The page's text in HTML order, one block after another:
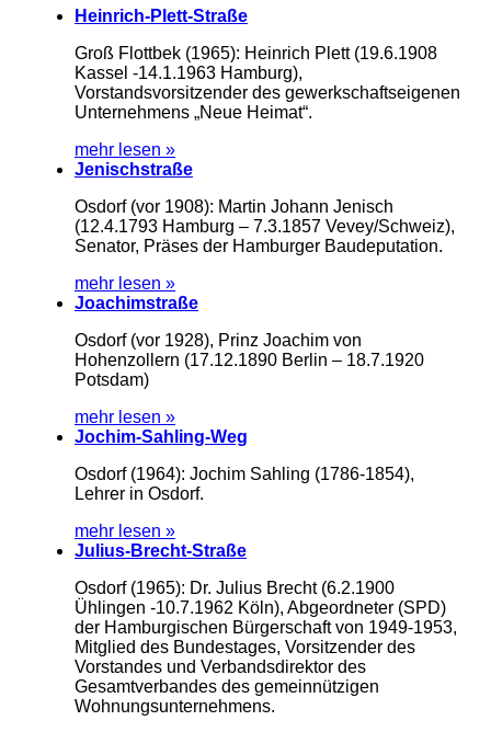
Heinrich-Plett-Straße
Groß Flottbek (1965): Heinrich Plett (19.6.1908
Kassel -14.1.1963 Hamburg),
Vorstandsvorsitzender des gewerkschaftseigenen
Unternehmens „Neue Heimat“.
mehr lesen »
Jenischstraße
Osdorf (vor 1908): Martin Johann Jenisch
(12.4.1793 Hamburg – 7.3.1857 Vevey/Schweiz),
Senator, Präses der Hamburger Baudeputation.
mehr lesen »
Joachimstraße
Osdorf (vor 1928), Prinz Joachim von
Hohenzollern (17.12.1890 Berlin – 18.7.1920
Potsdam)
mehr lesen »
Jochim-Sahling-Weg
Osdorf (1964): Jochim Sahling (1786-1854),
Lehrer in Osdorf.
mehr lesen »
Julius-Brecht-Straße
Osdorf (1965): Dr. Julius Brecht (6.2.1900
Ühlingen -10.7.1962 Köln), Abgeordneter (SPD)
der Hamburgischen Bürgerschaft von 1949-1953,
Mitglied des Bundestages, Vorsitzender des
Vorstandes und Verbandsdirektor des
Gesamtverbandes des gemeinnützigen
Wohnungsunternehmens.